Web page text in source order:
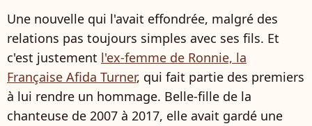
Une nouvelle qui l'avait effondrée, malgré des
relations pas toujours simples avec ses fils. Et
c'est justement l'ex-femme de Ronnie, la
Française Afida Turner, qui fait partie des premiers
à lui rendre un hommage. Belle-fille de la
chanteuse de 2007 à 2017, elle avait gardé une